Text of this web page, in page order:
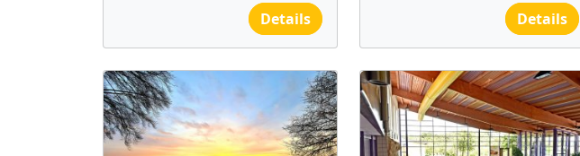
Details
Details